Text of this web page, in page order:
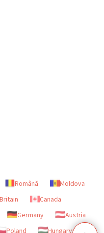
Română
Moldova
Canada
Germany
Austria
Poland Hungary